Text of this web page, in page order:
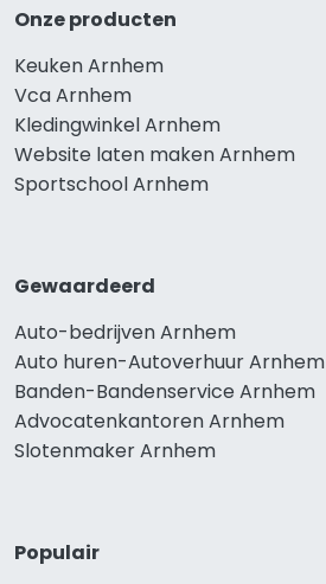
Onze producten
Keuken Arnhem
Vca Arnhem
Kledingwinkel Arnhem
Website laten maken Arnhem
Sportschool Arnhem
Gewaardeerd
Auto-bedrijven Arnhem
Auto huren-Autoverhuur Arnhem
Banden-Bandenservice Arnhem
Advocatenkantoren Arnhem
Slotenmaker Arnhem
Populair